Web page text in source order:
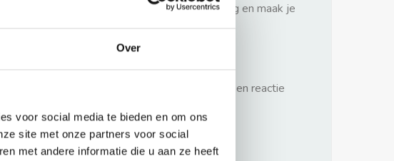
Over
voor social media te bieden en om ons
site met onze partners voor social
met andere informatie die u aan ze heeft
Wees beleefd, niet te langdradig en maak je
verhaal kort
Wacht niet met reageren. Snel een reactie
Waarschuwing